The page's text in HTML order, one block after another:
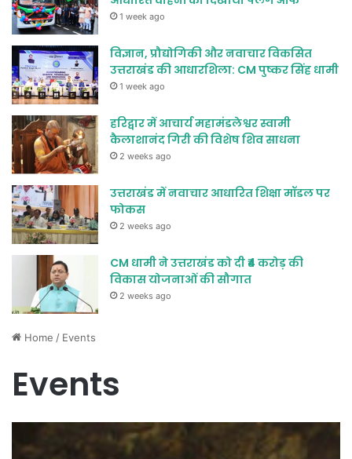
Home / Events
Events
1 week ago
विज्ञान, प्रौद्योगिकी और नवाचार विकसित
उत्तराखंड की आधारशिला: CM पुष्कर सिंह धामी
1 week ago
हरिद्वार में आचार्य महामंडलेश्वर स्वामी
कैलाशानंद गिरी की विशेष शिव साधना
2 weeks ago
उत्तराखंड में नवाचार आधारित शिक्षा मॉडल पर
फोकस
2 weeks ago
CM धामी ने उत्तराखंड को दी ₹4 करोड़ की
विकास योजनाओं की सौगात
2 weeks ago